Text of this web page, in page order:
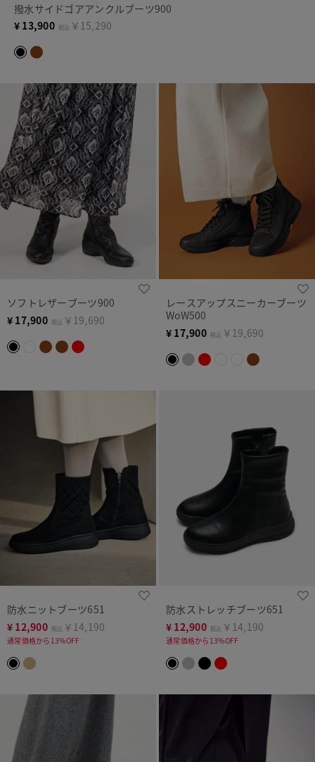
撥水サイドゴアアンクルブーツ900
¥ 13,900 税込 ￥15,290
ソフトレザーブーツ900
¥ 17,900 税込 ￥19,690
レースアップスニーカーブーツ
WoW500
¥ 17,900 税込 ￥19,690
防水ニットブーツ651
¥ 12,900 税込 ￥14,190
通常価格から13%OFF
防水ストレッチブーツ651
¥ 12,900 税込 ￥14,190
通常価格から13%OFF